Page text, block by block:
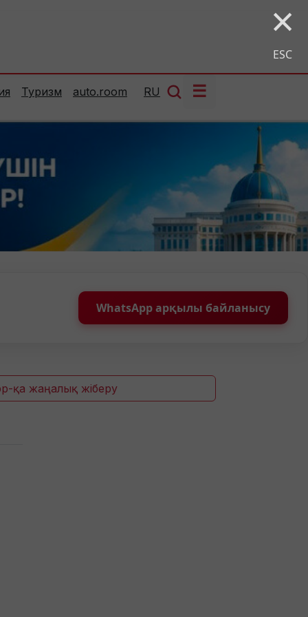
×
ESC
Туризм auto.room RU ☰
WhatsApp арқылы байланысу
қа жаңалық жіберу